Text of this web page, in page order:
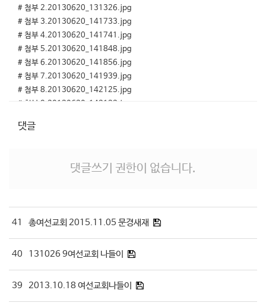
# 첨부 2.20130620_131326.jpg
# 첨부 3.20130620_141733.jpg
# 첨부 4.20130620_141741.jpg
# 첨부 5.20130620_141848.jpg
# 첨부 6.20130620_141856.jpg
# 첨부 7.20130620_141939.jpg
# 첨부 8.20130620_142125.jpg
# 첨부 9.20130620_142132.jpg
# 첨부 11.20130620_145024.jpg
댓글
댓글쓰기 권한이 없습니다.
41 총여선교회 2015.11.05 문경새재
40 131026 9여선교회 나들이
39 2013.10.18 여선교회나들이